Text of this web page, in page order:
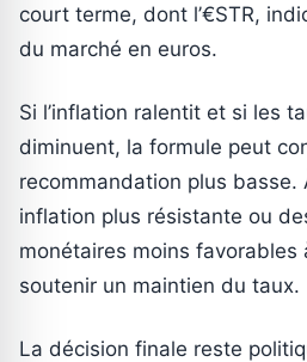
court terme, dont l’€STR,
du marché en euros.
Si l’inflation ralentit et si les
diminuent, la formule peut
recommandation plus basse.
inflation plus résistante ou
monétaires moins favorables
soutenir un maintien du taux.
La décision finale reste